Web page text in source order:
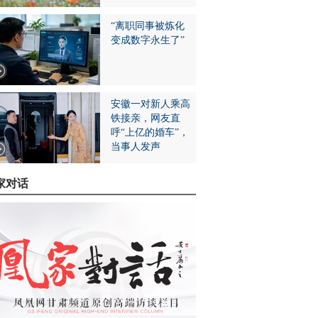
“离职同事被炼化
变成数字永生了”
安徽一对新人乘高
铁接亲，网友直
呼“上亿的婚车”，
当事人发声
对话